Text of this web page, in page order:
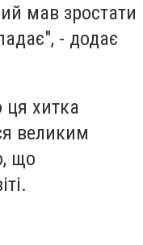
мав зростати
- додає
ця хитка
великим
що